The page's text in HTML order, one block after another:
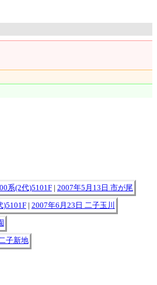
系(2代)5101F| 2007年5月13日 市が尾
)5101F| 2007年6月23日 二子玉川
子新地